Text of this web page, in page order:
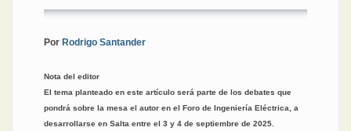
Por Rodrigo Santander
Nota del editor
El tema planteado en este artículo será parte de los debates que
pondrá sobre la mesa el autor en el Foro de Ingeniería Eléctrica, a
desarrollarse en Salta entre el 3 y 4 de septiembre de 2025.